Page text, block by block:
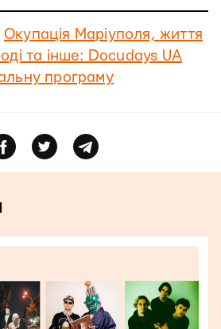
Окупація Маріуполя, життя
та інше: Docudays UA
програму